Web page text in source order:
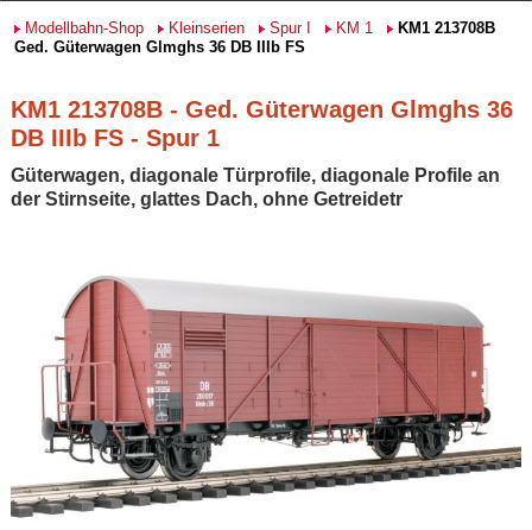
Modellbahn-Shop Kleinserien Spur I KM 1
KM1 213708B
Ged. Güterwagen Glmghs 36 DB IIIb FS
KM1 213708B - Ged. Güterwagen Glmghs 36
DB IIIb FS - Spur 1
Güterwagen, diagonale Türprofile, diagonale Profile an
der Stirnseite, glattes Dach, ohne Getreidetr